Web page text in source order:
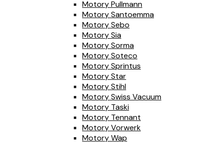
Motory Pullmann
Motory Santoemma
Motory Sebo
Motory Sia
Motory Sorma
Motory Soteco
Motory Sprintus
Motory Star
Motory Stihl
Motory Swiss Vacuum
Motory Taski
Motory Tennant
Motory Vorwerk
Motory Wap